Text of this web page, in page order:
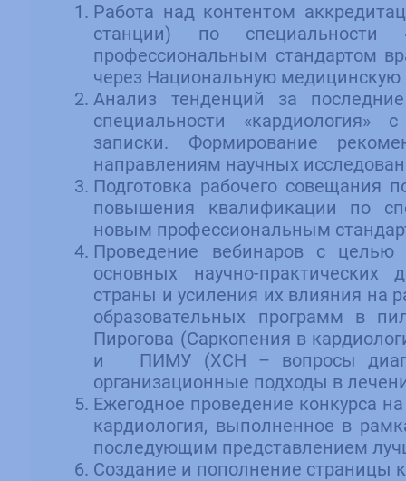
Работа над контентом
станции) по специальности
профессиональным стандартом
через Национальную медицинскую
Анализ тенденций за
специальности «кардиология»
записки. Формирование
направлениям научных
Подготовка рабочего совещания
повышения квалификации по
новым профессиональным
Проведение вебинаров с целью
основных научно-
страны и усиления их влияния на
образовательных программ в
Пирогова (Саркопения в
и ПИМУ (ХСН – вопросы
организационные подходы в
Ежегодное проведение конкурса
кардиология, выполненное в
последующим представлением
Создание и пополнение страницы